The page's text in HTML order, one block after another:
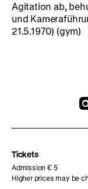
Agitation ab,
und
21.5.1970) (gym)
Tickets
Admission € 5
Higher prices may be